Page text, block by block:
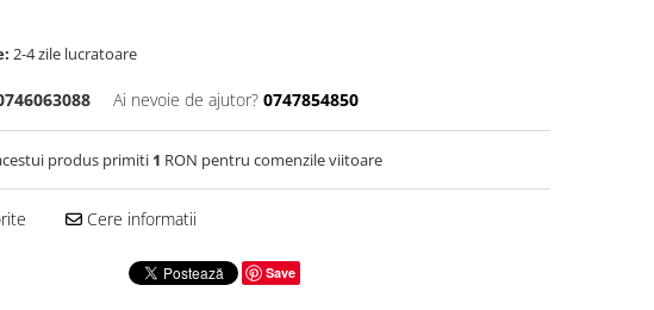
2-4 zile lucratoare
Ai nevoie de ajutor? 0747854850
produs primiti 1 RON pentru comenzile viitoare
Cere informatii
Save